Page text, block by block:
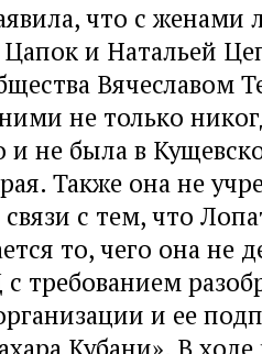
что с женами
и Натальей
Вячеславом
не только
и не была в
Также она не
с тем, что
то, чего она не
требованием
и ее